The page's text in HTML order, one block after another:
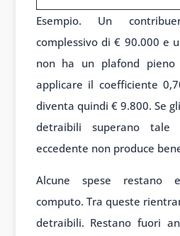
Esempio. Un
complessivo di € 90.000 e
non ha un plafond
applicare il coefficiente
diventa quindi € 9.800. Se
detraibili superano
eccedente non produce
Alcune spese restano
computo. Tra queste
detraibili. Restano fuori